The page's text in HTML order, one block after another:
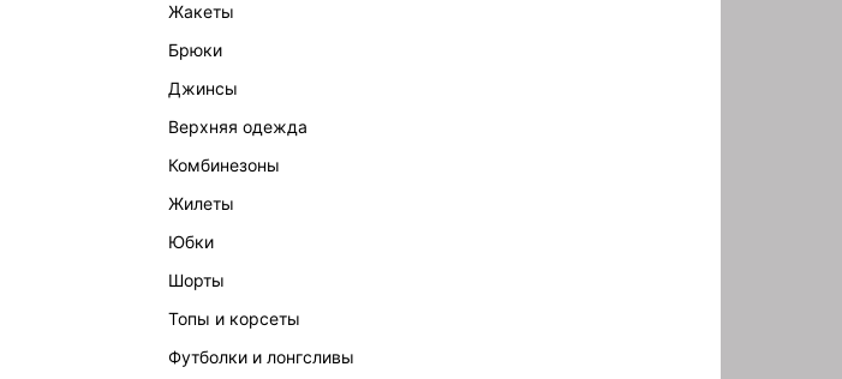
жакеты
брюки
джинсы
верхняя одежда
комбинезоны
жилеты
юбки
шорты
топы и корсеты
футболки и лонгсливы